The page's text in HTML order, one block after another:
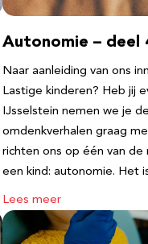
Autonomie – deel
Naar aanleiding van ons
Lastige kinderen? Heb jij
IJsselstein nemen we je
omdenkverhalen graag
richten ons op één van
een kind: autonomie. Het
Lees meer